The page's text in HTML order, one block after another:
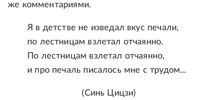
же комментариями.
Я в детстве не изведал вкус печали,
по лестницам взлетал отчаянно.
По лестницам взлетал отчаянно,
и про печаль писалось мне с трудом...
(Синь Цицзи)